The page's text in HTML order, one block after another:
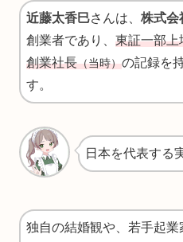
近藤太香巳さんは、 株式会
創業者であり、 東証一部上
創業社長（当時）の記録を
す。
日本を代表する
独自の結婚観や、若手起業